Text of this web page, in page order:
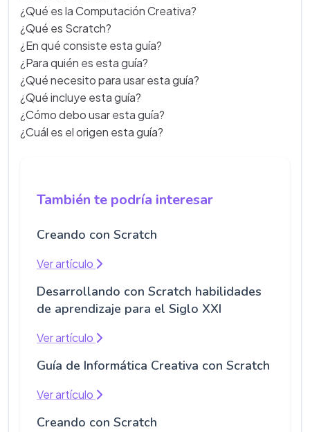
¿Qué es la Computación Creativa?
¿Qué es Scratch?
¿En qué consiste esta guía?
¿Para quién es esta guía?
¿Qué necesito para usar esta guía?
¿Qué incluye esta guía?
¿Cómo debo usar esta guía?
¿Cuál es el origen esta guía?
También te podría interesar
Creando con Scratch
Ver artículo
Desarrollando con Scratch habilidades
de aprendizaje para el Siglo XXI
Ver artículo
Guía de Informática Creativa con Scratch
Ver artículo
Creando con Scratch